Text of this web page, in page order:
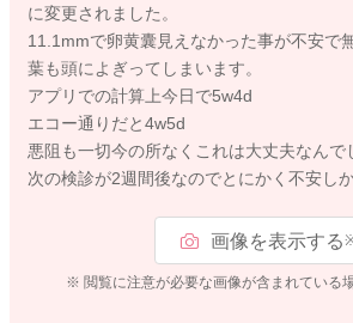
に変更されました。
11.1mmで卵黄囊見えなかった事が不安で
葉も頭によぎってしまいます。
アプリでの計算上今日で5w4d
エコー通りだと4w5d
悪阻も一切今の所なくこれは大丈夫なんで
次の検診が2週間後なのでとにかく不安しか
画像を表示する
※ 閲覧に注意が必要な画像が含まれている